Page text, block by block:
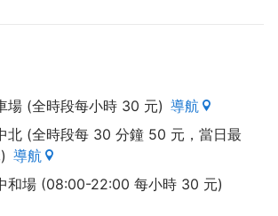
場 (全時段每小時 30 元) 導航
北 (全時段每 30 分鐘 50 元，當日最
導航
和場 (08:00-22:00 每小時 30 元)